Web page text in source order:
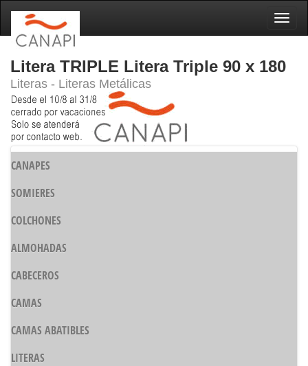
Litera TRIPLE Litera Triple 90 x 180
Literas - Literas Metálicas
CANAPES
SOMIERES
COLCHONES
ALMOHADAS
CABECEROS
CAMAS
CAMAS ABATIBLES
LITERAS